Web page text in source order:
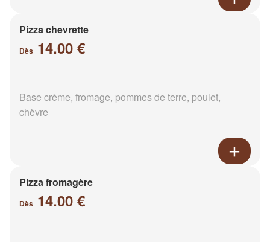
Pizza chevrette
Dès 14.00 €
Base crème, fromage, pommes de terre, poulet,
chèvre
Pizza fromagère
Dès 14.00 €